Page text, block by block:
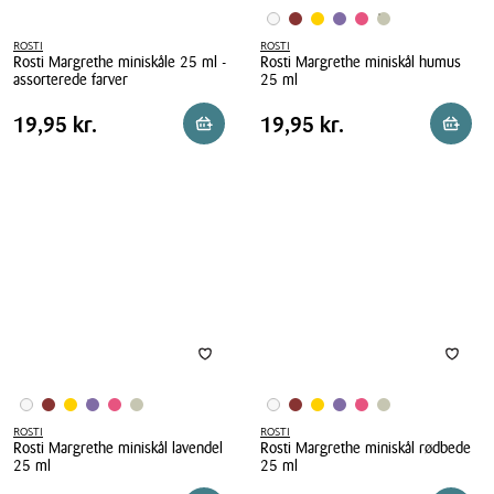
ROSTI
Rosti Margrethe miniskåle 25 ml -
assorterede farver
Rosti
Margrethe
Pris
tabel
Pris 19,95 kr.
19,95 kr. Reservér i butik
ROSTI
Rosti Margrethe miniskål humus
25 ml
Rosti
Margrethe
Pris
tabel
Pris 19,95 kr.
19,95 kr.
ROSTI
Rosti Margrethe miniskål lavendel
25 ml
ROSTI
Rosti Margrethe miniskål rødbede
25 ml